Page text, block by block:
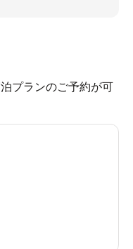
プランのご予約が可